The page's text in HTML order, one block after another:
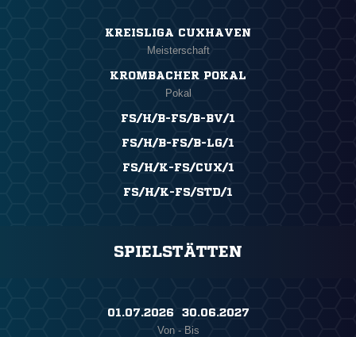
KREISLIGA CUXHAVEN
Meisterschaft
KROMBACHER POKAL
Pokal
FS/H/B-FS/B-BV/1
FS/H/B-FS/B-LG/1
FS/H/K-FS/CUX/1
FS/H/K-FS/STD/1
SPIELSTÄTTEN
01.07.2026 ​ 30.06.2027
Von - Bis